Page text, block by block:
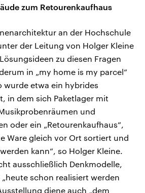
zum Retourenkaufhaus
an der Hochschule
der Leitung von Holger Kleine
zu diesen Fragen
in „my home is my parcel“
wurde etwa ein hybrides
in dem sich Paketlager mit
und
oder ein „Retourenkaufhaus“,
Ware gleich vor Ort sortiert und
kann“, so Holger Kleine.
ausschließlich Denkmodelle,
schon realisiert werden
diene auch „dem